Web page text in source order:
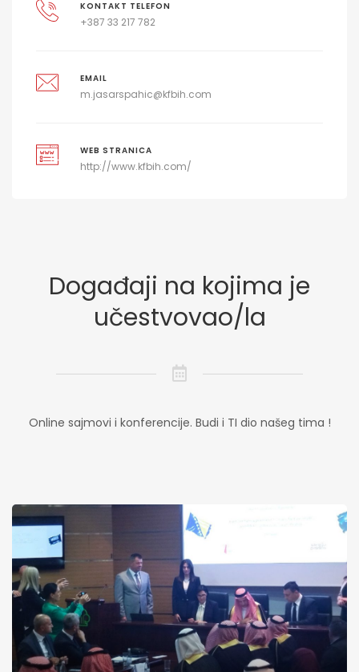
KONTAKT TELEFON
+387 33 217 782
EMAIL
m.jasarspahic@kfbih.com
WEB STRANICA
http://www.kfbih.com/
Događaji na kojima je
učestvovao/la
Online sajmovi i konferencije. Budi i TI dio našeg tima !